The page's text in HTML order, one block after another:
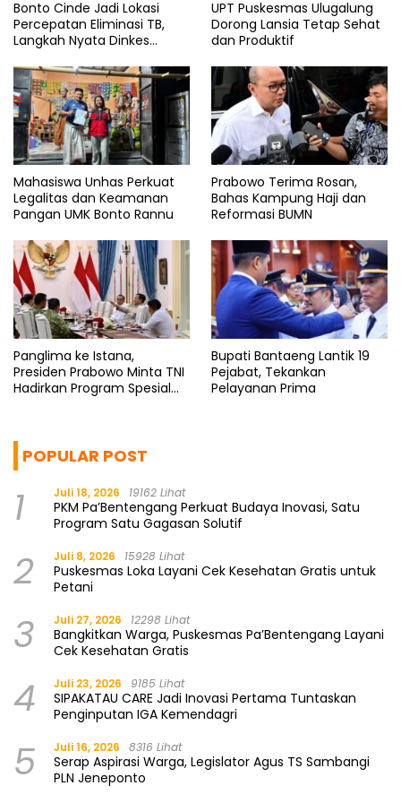
Bonto Cinde Jadi Lokasi
Percepatan Eliminasi TB,
Langkah Nyata Dinkes
UPT Puskesmas Ulugalung
Dorong Lansia Tetap Sehat
dan Produktif
Mahasiswa Unhas Perkuat
Legalitas dan Keamanan
Pangan UMK Bonto Rannu
Prabowo Terima Rosan,
Bahas Kampung Haji dan
Reformasi BUMN
Panglima ke Istana,
Presiden Prabowo Minta TNI
Hadirkan Program Spesial
Bupati Bantaeng Lantik 19
Pejabat, Tekankan
Pelayanan Prima
POPULAR POST
1 Juli 18, 2026 19162 Lihat
PKM Pa’Bentengang Perkuat Budaya Inovasi, Satu
Program Satu Gagasan Solutif
2 Juli 8, 2026 15928 Lihat
Puskesmas Loka Layani Cek Kesehatan Gratis untuk
Petani
3 Juli 27, 2026 12298 Lihat
Bangkitkan Warga, Puskesmas Pa’Bentengang Layani
Cek Kesehatan Gratis
4 Juli 23, 2026 9185 Lihat
SIPAKATAU CARE Jadi Inovasi Pertama Tuntaskan
Penginputan IGA Kemendagri
5 Juli 16, 2026 8316 Lihat
Serap Aspirasi Warga, Legislator Agus TS Sambangi
PLN Jeneponto